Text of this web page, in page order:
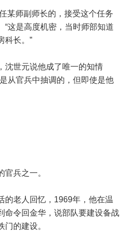
师副师长的，接受这个任务
“这是高度机密，当时师部知道
科长。”
世元说他成了唯一的知情
从官兵中抽调的，但即使是他
兵之一。
老人回忆，1969年，他在温
命令回金华，说部队要建设备战
的建设。